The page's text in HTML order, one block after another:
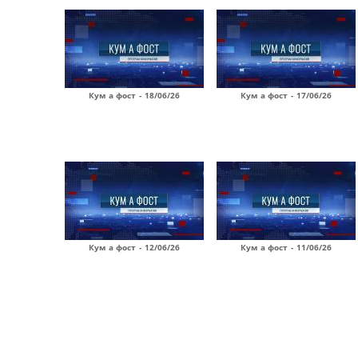
Кум а фост - 18/06/26 Кум а фост - 17/06/26
Кум а фост - 12/06/26 Кум а фост - 11/06/26